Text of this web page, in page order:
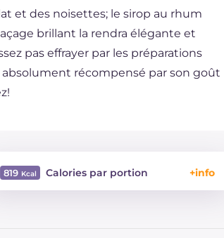
et des noisettes; le sirop au rhum
brillant la rendra élégante et
pas effrayer par les préparations
absolument récompensé par son goût
819 Calories par portion